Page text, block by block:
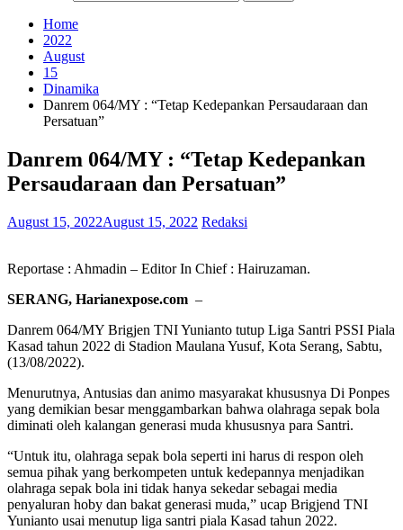
Home
2022
August
15
Dinamika
Danrem 064/MY : “Tetap Kedepankan Persaudaraan dan
Persatuan”
Danrem 064/MY : “Tetap Kedepankan
Persaudaraan dan Persatuan”
August 15, 2022August 15, 2022 Redaksi
Reportase : Ahmadin – Editor In Chief : Hairuzaman.
SERANG, Harianexpose.com –
Danrem 064/MY Brigjen TNI Yunianto tutup Liga Santri PSSI Piala
Kasad tahun 2022 di Stadion Maulana Yusuf, Kota Serang, Sabtu,
(13/08/2022).
Menurutnya, Antusias dan animo masyarakat khususnya Di Ponpes
yang demikian besar menggambarkan bahwa olahraga sepak bola
diminati oleh kalangan generasi muda khususnya para Santri.
“Untuk itu, olahraga sepak bola seperti ini harus di respon oleh
semua pihak yang berkompeten untuk kedepannya menjadikan
olahraga sepak bola ini tidak hanya sekedar sebagai media
penyaluran hoby dan bakat generasi muda,” ucap Brigjend TNI
Yunianto usai menutup liga santri piala Kasad tahun 2022.